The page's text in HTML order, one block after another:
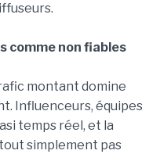
comme non fiables
montant domine
Influenceurs, équipes
temps réel, et la
simplement pas